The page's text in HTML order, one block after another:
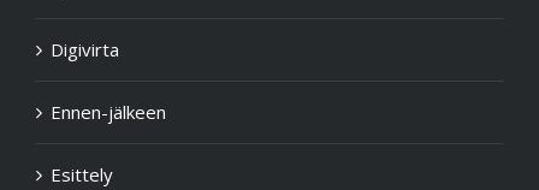
Digivirta
Ennen-jälkeen
Esittely